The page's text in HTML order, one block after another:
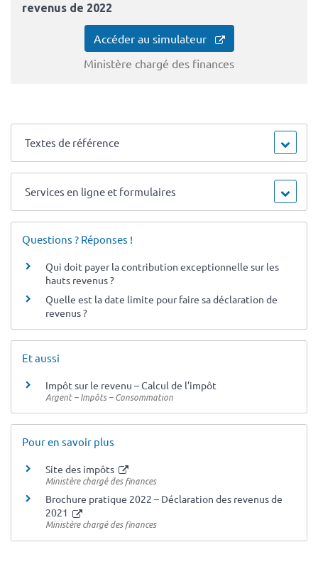
revenus de 2022
Accéder au simulateur
Ministère chargé des finances
Textes de référence
Services en ligne et formulaires
Questions ? Réponses !
Qui doit payer la contribution exceptionnelle sur les
hauts revenus ?
Quelle est la date limite pour faire sa déclaration de
revenus ?
Et aussi
Impôt sur le revenu – Calcul de l’impôt
Argent – Impôts – Consommation
Pour en savoir plus
Site des impôts
Ministère chargé des finances
Brochure pratique 2022 – Déclaration des revenus de
2021
Ministère chargé des finances